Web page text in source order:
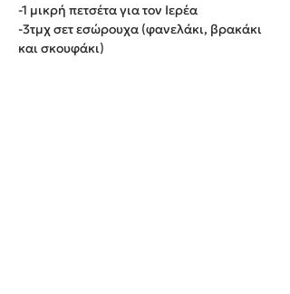
-1 μικρή πετσέτα για τον Ιερέα
-3τμχ σετ εσώρουχα (φανελάκι, βρακάκι
και σκουφάκι)